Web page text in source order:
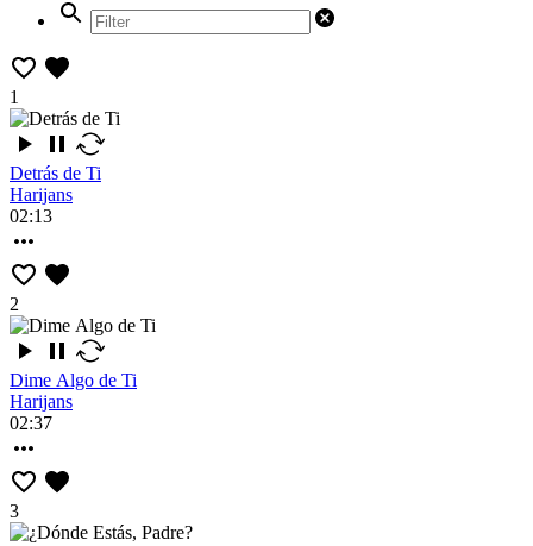
1
Detrás de Ti
Harijans
02:13
2
Dime Algo de Ti
Harijans
02:37
3